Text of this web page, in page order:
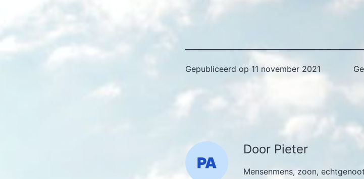
Gepubliceerd op 11 november 2021
Door Pieter
Mensenmens, zoon,